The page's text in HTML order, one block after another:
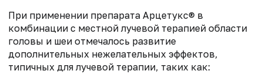
При применении препарата Арцетукс® в
комбинации с местной лучевой терапией области
головы и шеи отмечалось развитие
дополнительных нежелательных эффектов,
типичных для лучевой терапии, таких как: